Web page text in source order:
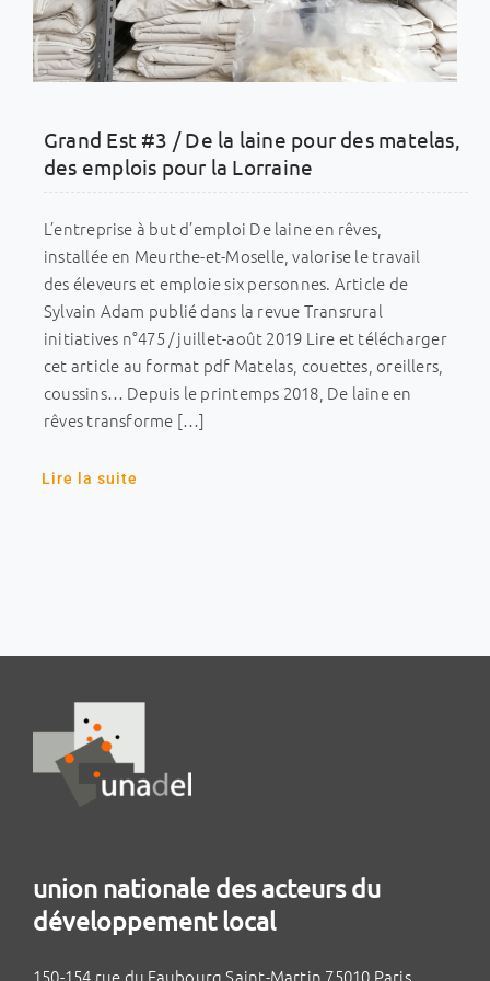
Grand Est #3 / De la laine pour des matelas,
des emplois pour la Lorraine
L’entreprise à but d’emploi De laine en rêves,
installée en Meurthe-et-Moselle, valorise le travail
des éleveurs et emploie six personnes. Article de
Sylvain Adam publié dans la revue Transrural
initiatives n°475 / juillet-août 2019 Lire et télécharger
cet article au format pdf Matelas, couettes, oreillers,
coussins… Depuis le printemps 2018, De laine en
rêves transforme […]
Lire la suite
union nationale des acteurs du
développement local
150-154 rue du Faubourg Saint-Martin 75010 Paris